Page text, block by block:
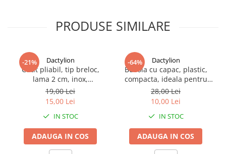
plastic rezistent, materiale care ofera echilibrul ideal intre
confort si durabilitate. Suprafata din silicon asigura aderenta
optima fara a exercita presiune excesiva asupra nasului,
reducand riscul de alunecare in timpul miscarii.
PRODUSE SIMILARE
-21% Dactylion
Cutit pliabil, tip breloc,
lama 2 cm, inox,
multifunctional
19,00 Lei
15,00 Lei
IN STOC
ADAUGA IN COS
-64% Dactylion
Busola cu capac, plastic,
compacta, ideala pentru
drumetii, camping,
supravietuire, 6 x 4.8 x 1.5
cm, negru
28,00 Lei
10,00 Lei
IN STOC
ADAUGA IN COS